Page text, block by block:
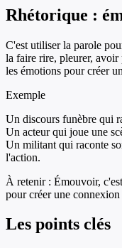
Rhétorique :
C'est utiliser la parole
la faire rire, pleurer, avoir
les émotions pour créer
Exemple
Un discours funèbre qui
Un acteur qui joue une
Un militant qui raconte
l'action.
À retenir : Émouvoir,
pour créer une
Les points clés